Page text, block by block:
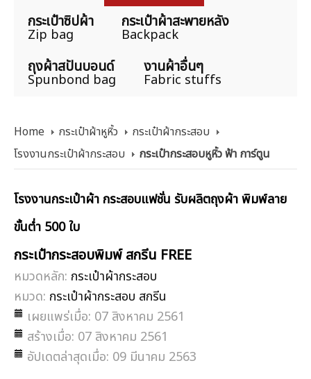
กระเป๋าซิปผ้า
Zip bag
กระเป๋าผ้าสะพายหลัง
Backpack
ถุงผ้าสปันบอนด์
Spunbond bag
งานผ้าอื่นๆ
Fabric stuffs
Home กระเป๋าผ้าหูหิ้ว
กระเป๋าผ้ากระสอบ
โรงงานกระเป๋าผ้ากระสอบ
กระเป๋ากระสอบหูหิ้ว ฟ้า การ์ตูน
โรงงานกระเป๋าผ้า กระสอบแฟชั่น รับผลิตถุงผ้า พิมพ์ลาย
ขั้นต่ำ 500 ใบ
กระเป๋ากระสอบพิมพ์ สกรีน FREE
หมวดหลัก: กระเป๋าผ้ากระสอบ
หมวด: กระเป๋าผ้ากระสอบ สกรีน
เผยแพร่เมื่อ: 07 สิงหาคม 2561
สร้างเมื่อ: 07 สิงหาคม 2561
อัปเดตล่าสุดเมื่อ: 09 มีนาคม 2563